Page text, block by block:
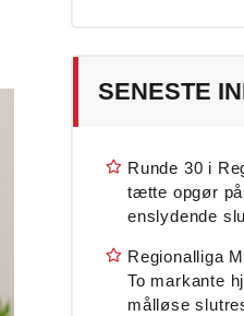
SENESTE
Runde 30 i
tætte opgør
enslydende
Regionalliga
To markante
målløse